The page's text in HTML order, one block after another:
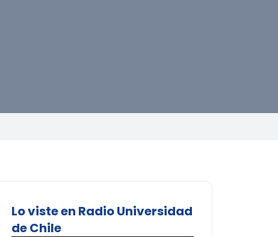
Lo viste en Radio Universidad
de Chile